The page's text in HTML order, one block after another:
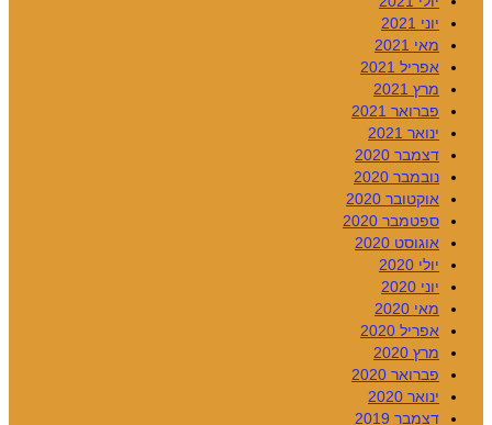
יוני 2021
מאי 2021
אפריל 2021
מרץ 2021
פברואר 2021
ינואר 2021
דצמבר 2020
נובמבר 2020
אוקטובר 2020
ספטמבר 2020
אוגוסט 2020
יולי 2020
יוני 2020
מאי 2020
אפריל 2020
מרץ 2020
פברואר 2020
ינואר 2020
דצמבר 2019